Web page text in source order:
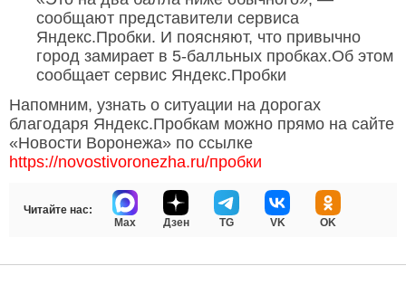
сообщают представители сервиса
Яндекс.Пробки. И поясняют, что привычно
город замирает в 5-балльных пробках.Об этом
сообщает сервис Яндекс.Пробки
Напомним, узнать о ситуации на дорогах
благодаря Яндекс.Пробкам можно прямо на сайте
«Новости Воронежа» по ссылке
https://novostivoronezha.ru/пробки
Читайте нас:
Max
Дзен TG VK OK